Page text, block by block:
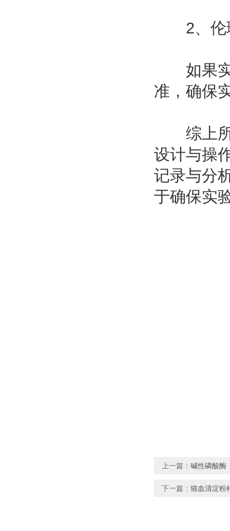
2、伦
如果实
准，确保
综上所
设计与操
记录与分
于确保实
上一篇： 碱性磷酸酶
下一篇： 猫血清淀粉